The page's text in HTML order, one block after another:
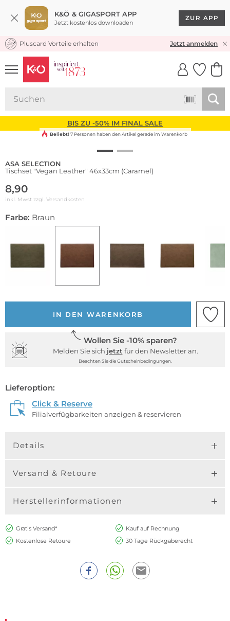
K&Ö & GIGASPORT APP
Jetzt kostenlos downloaden
ZUR APP
KOSTENLOSER VERSAND* & RÜCKVERSAND
Pluscard Vorteile erhalten Jetzt anmelden
UNSERE APP
CLICK &
BIS ZU -50% IM FINAL SALE
Beliebt! 7 Personen haben den Artikel gerade im Warenkorb
ASA SELECTION
Tischset "Vegan Leather" 46x33cm (Caramel)
8,90
inkl. Mwst zzgl. Versandkosten
Farbe: Braun
IN DEN WARENKORB
Wollen Sie -10% sparen?
Melden Sie sich jetzt für den Newsletter an.
Beachten Sie die Gutscheinbedingungen.
Lieferoption:
Click & Reserve
Filialverfügbarkeiten anzeigen & reservieren
Details
Versand & Retoure
Herstellerinformationen
Gratis Versand*
Kauf auf Rechnung
Kostenlose Retoure
30 Tage Rückgaberecht